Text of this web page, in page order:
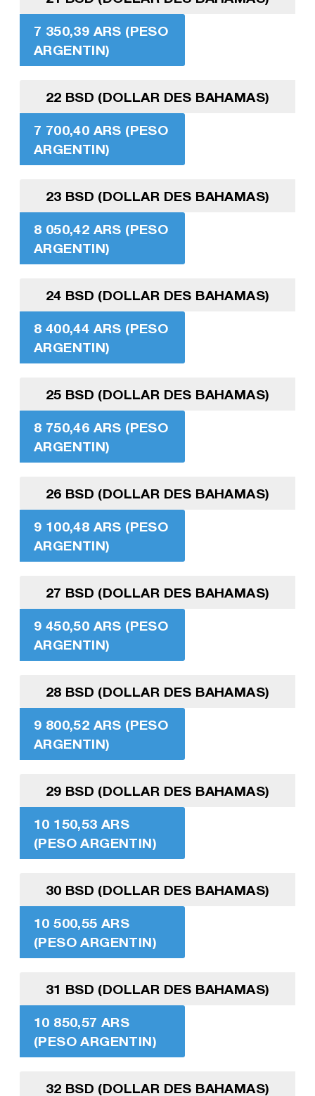
7 350,39 ARS (PESO
ARGENTIN)
22 BSD (DOLLAR DES BAHAMAS)
7 700,40 ARS (PESO
ARGENTIN)
23 BSD (DOLLAR DES BAHAMAS)
8 050,42 ARS (PESO
ARGENTIN)
24 BSD (DOLLAR DES BAHAMAS)
8 400,44 ARS (PESO
ARGENTIN)
25 BSD (DOLLAR DES BAHAMAS)
8 750,46 ARS (PESO
ARGENTIN)
26 BSD (DOLLAR DES BAHAMAS)
9 100,48 ARS (PESO
ARGENTIN)
27 BSD (DOLLAR DES BAHAMAS)
9 450,50 ARS (PESO
ARGENTIN)
28 BSD (DOLLAR DES BAHAMAS)
9 800,52 ARS (PESO
ARGENTIN)
29 BSD (DOLLAR DES BAHAMAS)
10 150,53 ARS
(PESO ARGENTIN)
30 BSD (DOLLAR DES BAHAMAS)
10 500,55 ARS
(PESO ARGENTIN)
31 BSD (DOLLAR DES BAHAMAS)
10 850,57 ARS
(PESO ARGENTIN)
32 BSD (DOLLAR DES BAHAMAS)